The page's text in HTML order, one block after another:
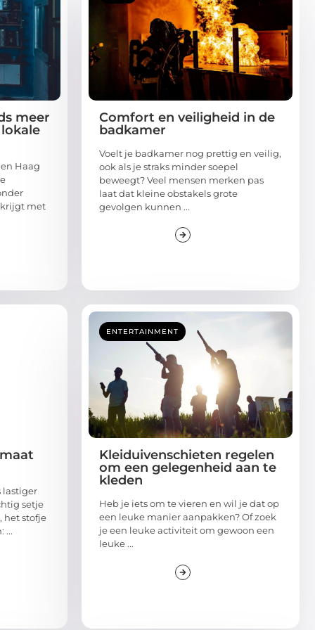
meer
Haag
krijgt met
Comfort en veiligheid in de
badkamer
Voelt je badkamer nog prettig en veilig,
ook als je straks minder soepel
beweegt? Veel mensen merken pas
laat dat kleine obstakels grote
gevolgen kunnen ...
lastiger
setje
het stofje
...
ENTERTAINMENT
Kleiduivenschieten regelen
om een gelegenheid aan te
kleden
Heb je iets om te vieren en wil je dat op
een leuke manier aanpakken? Of zoek
je een leuke activiteit om gewoon een
leuke ...